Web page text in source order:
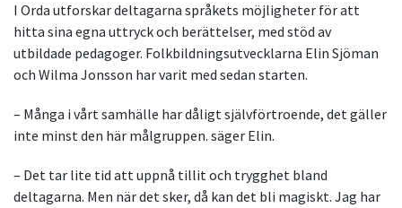
I Orda utforskar deltagarna språkets möjligheter för att
hitta sina egna uttryck och berättelser, med stöd av
utbildade pedagoger. Folkbildningsutvecklarna Elin Sjöman
och Wilma Jonsson har varit med sedan starten.
– Många i vårt samhälle har dåligt självförtroende, det gäller
inte minst den här målgruppen. säger Elin.
– Det tar lite tid att uppnå tillit och trygghet bland
deltagarna. Men när det sker, då kan det bli magiskt. Jag har